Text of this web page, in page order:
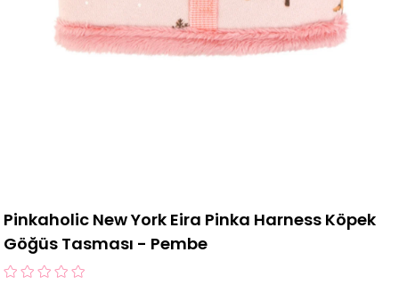
Pinkaholic New York Eira Pinka Harness Köpek
Göğüs Tasması - Pembe